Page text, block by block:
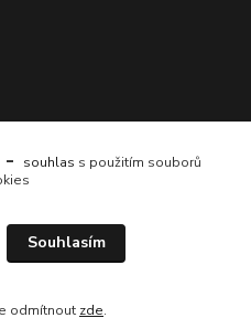
cookies.
- souhlas s použitím souborů
Souhlasím
odmítnout zde.